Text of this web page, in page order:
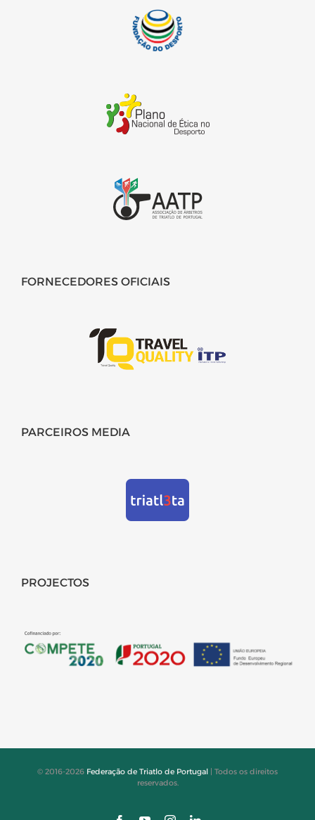
FORNECEDORES OFICIAIS
PARCEIROS MEDIA
PROJECTOS
© 2016-2026 Federação de Triatlo de Portugal | Todos os direitos
reservados.